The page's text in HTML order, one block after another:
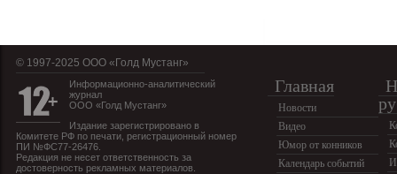
© 1997-2025 OOO «Голд Мустанг»
Информационно-аналитический
журнал
ООО «Голд Мустанг»
Издание зарегистрировано в
Комитете РФ по печати, регистрационный номер
ПИ №ФС77-26476.
Редакция не несет ответственность за
достоверность рекламных материалов.
Главная
Новости
Видео
Юмор от конников
Календарь событий